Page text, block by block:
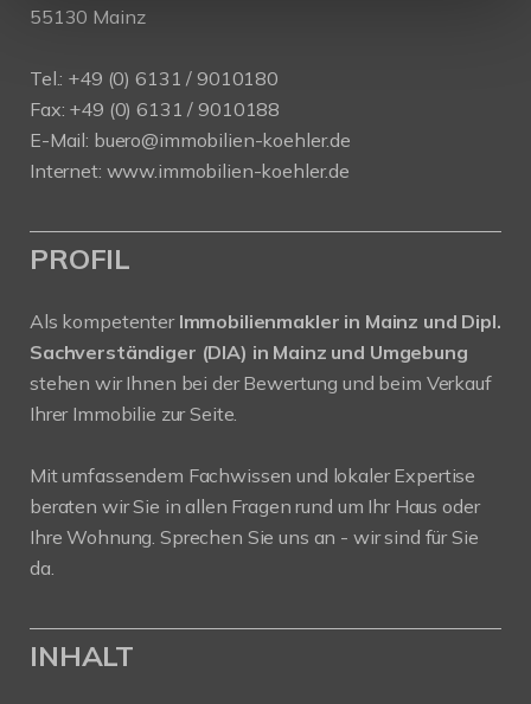
55130 Mainz
Tel.: +49 (0) 6131 / 9010180
Fax: +49 (0) 6131 / 9010188
E-Mail: buero@immobilien-koehler.de
Internet: www.immobilien-koehler.de
PROFIL
Als kompetenter Immobilienmakler in Mainz und Dipl.
Sachverständiger (DIA) in Mainz und Umgebung
stehen wir Ihnen bei der Bewertung und beim Verkauf
Ihrer Immobilie zur Seite.
Mit umfassendem Fachwissen und lokaler Expertise
beraten wir Sie in allen Fragen rund um Ihr Haus oder
Ihre Wohnung. Sprechen Sie uns an - wir sind für Sie
da.
INHALT